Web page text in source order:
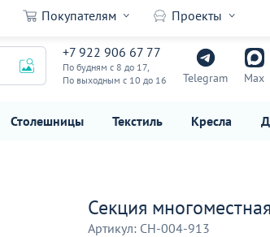
Покупателям Проекты
+7 922 906 67 77
По будням с 8 до 17,
По выходным с 10 до 16
Telegram Max
Столешницы Текстиль Кресла
20 690
Секция
Артикул: CH-004-913